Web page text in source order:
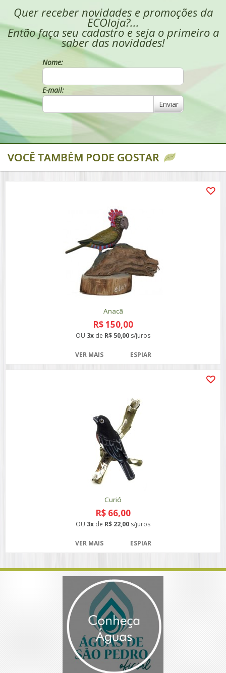
Quer receber novidades e promoções da
ECOloja?...
Então faça seu cadastro e seja o primeiro a
saber das novidades!
Nome:
E-mail:
Enviar
VOCÊ TAMBÉM PODE GOSTAR
Anacã
R$ 150,00
OU 3x de R$ 50,00 s/juros
VER MAIS ESPIAR
Curió
R$ 66,00
OU 3x de R$ 22,00 s/juros
VER MAIS ESPIAR